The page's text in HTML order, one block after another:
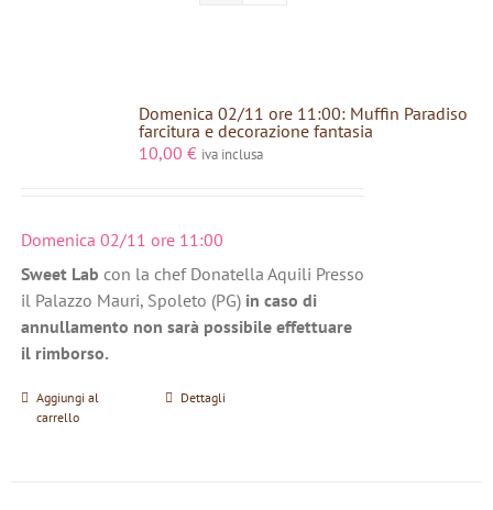
Domenica 02/11 ore 11:00: Muffin Paradiso
farcitura e decorazione fantasia
10,00 € iva inclusa
Domenica 02/11 ore 11:00
Sweet Lab con la chef Donatella Aquili Presso
il Palazzo Mauri, Spoleto (PG) in caso di
annullamento non sarà possibile effettuare
il rimborso.
Aggiungi al
carrello
Dettagli